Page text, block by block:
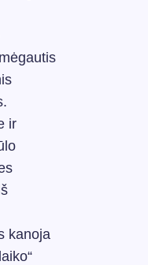
ir
kanoja